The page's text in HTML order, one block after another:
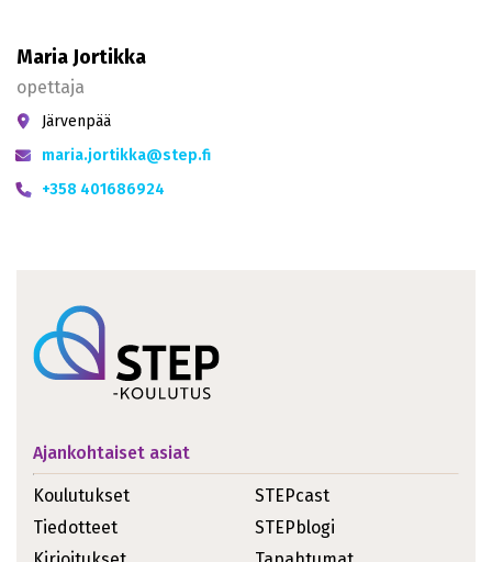
Maria Jortikka
opettaja
Järvenpää
maria.jortikka@step.fi
+358 401686924
Ajankohtaiset asiat
Koulutukset
Tiedotteet
STEPcast
STEPblogi